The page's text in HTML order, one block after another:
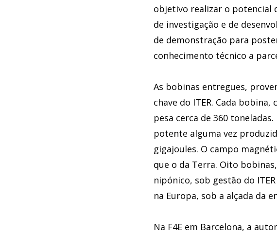
objetivo realizar o potencial
de investigação e de
de demonstração para
conhecimento técnico a
As bobinas entregues,
chave do ITER. Cada
pesa cerca de 360
potente alguma vez
gigajoules. O campo
que o da Terra. Oito
nipónico, sob gestão do
na Europa, sob a alçada da
Na F4E em Barcelona, a